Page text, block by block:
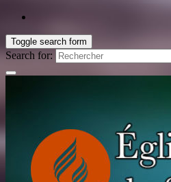
Toggle search form
Search for: